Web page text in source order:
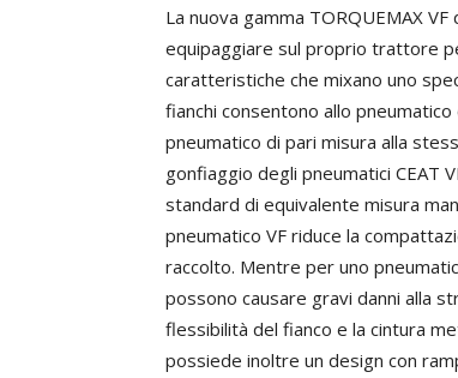
La nuova gamma TORQUEMAX VF
equipaggiare sul proprio trattore
caratteristiche che mixano uno
fianchi consentono allo
pneumatico di pari misura alla
gonfiaggio degli pneumatici CEAT
standard di equivalente misura
pneumatico VF riduce la
raccolto. Mentre per uno
possono causare gravi danni alla
flessibilità del fianco e la cintura
possiede inoltre un design con